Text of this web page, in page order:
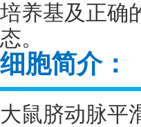
培养基及正确
态。
细胞简介：
大鼠脐动脉平